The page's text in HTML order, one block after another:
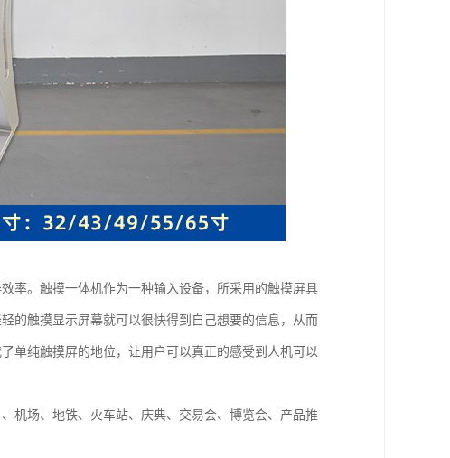
率。触摸一体机作为一种输入设备，所采用的触摸屏具
的触摸显示屏幕就可以很快得到自己想要的信息，从而
单纯触摸屏的地位，让用户可以真正的感受到人机可以
机场、地铁、火车站、庆典、交易会、博览会、产品推